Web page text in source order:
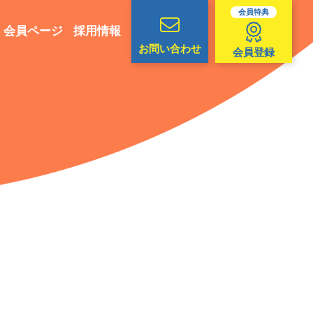
会員ページ 採用情報
お問い合わせ
会員特典
会員登録